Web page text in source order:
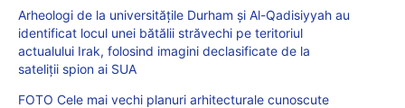
Arheologi de la universitățile Durham și Al-Qadisiyyah au
identificat locul unei bătălii străvechi pe teritoriul
actualului Irak, folosind imagini declasificate de la
sateliții spion ai SUA
FOTO Cele mai vechi planuri arhitecturale cunoscute